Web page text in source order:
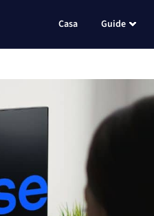
Casa Guide